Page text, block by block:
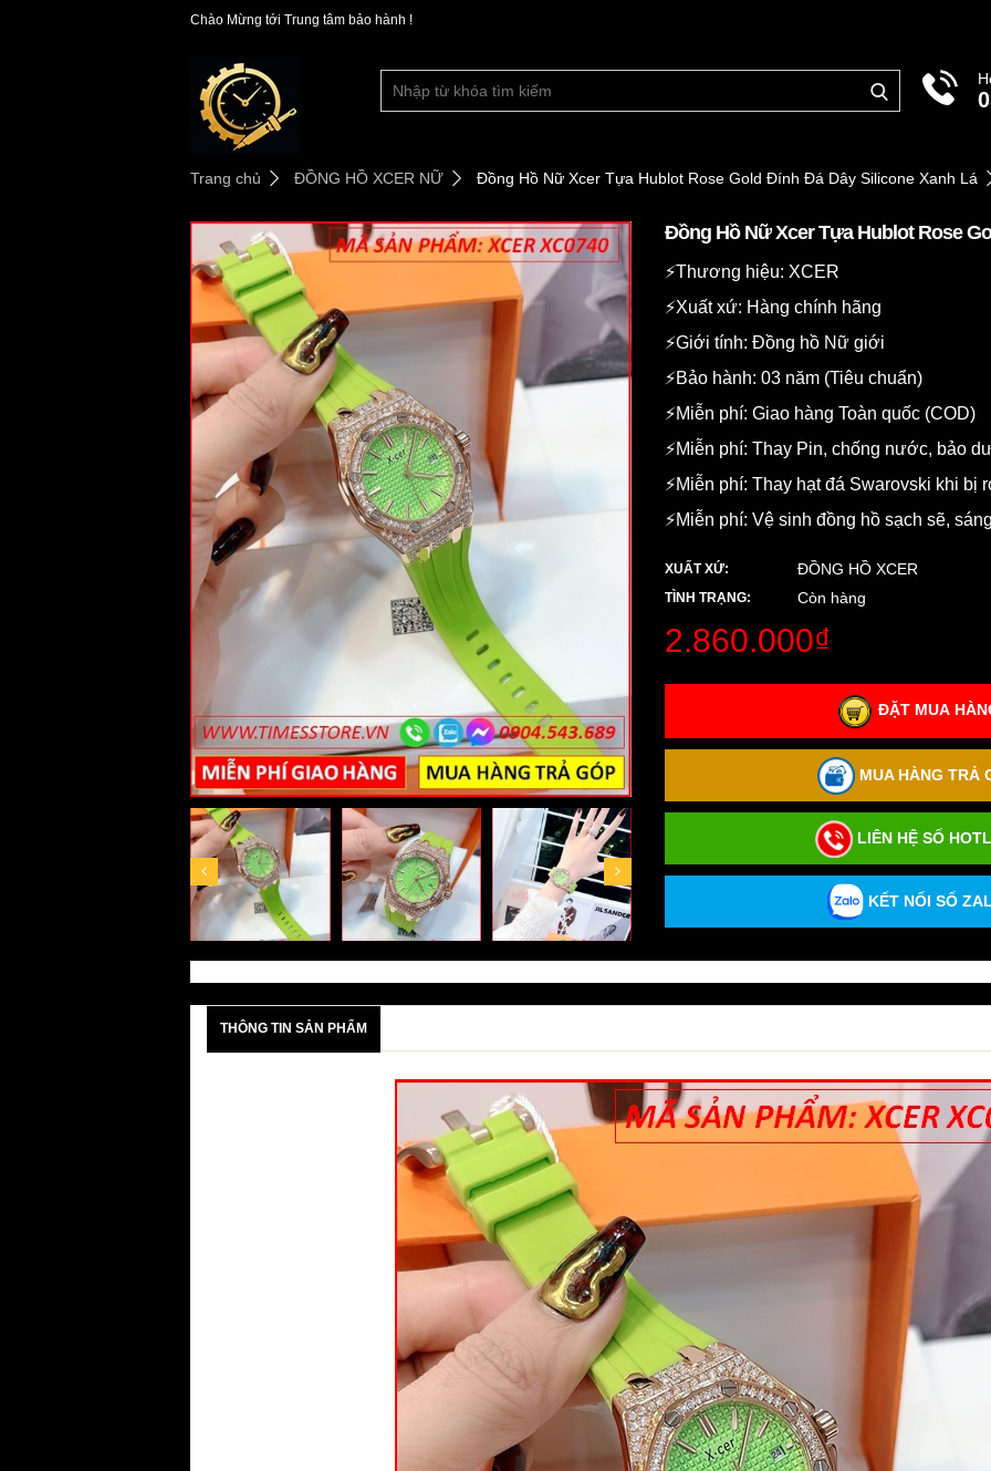
Chào Mừng tới Trung tâm bảo hành !
Trang chủ ĐỒNG HỒ XCER NỮ Đồng Hồ Nữ Xcer Tựa Hublot Rose Gold Đính Đá Dây Silicone Xanh Lá
Đồng Hồ Nữ Xcer Tựa Hublot Rose
⚡️Thương hiệu: XCER
⚡️Xuất xứ: Hàng chính hãng
⚡️Giới tính: Đồng hồ Nữ giới
⚡️Bảo hành: 03 năm (Tiêu chuẩn)
⚡️Miễn phí: Giao hàng Toàn quốc (COD)
⚡️Miễn phí: Thay Pin, chống nước, bảo
⚡️Miễn phí: Thay hạt đá Swarovski khi bị
⚡️Miễn phí: Vệ sinh đồng hồ sạch sẽ,
XUẤT XỨ: ĐỒNG HỒ XCER
TÌNH TRẠNG: Còn hàng
2.860.000₫
ĐẶT MUA
MUA HÀNG TRẢ
LIÊN HỆ SỐ
KẾT NỐI SỐ
THÔNG TIN SẢN PHẨM